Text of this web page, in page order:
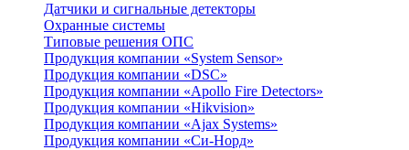
Датчики и сигнальные детекторы
Охранные системы
Типовые решения ОПС
Продукция компании «System Sensor»
Продукция компании «DSC»
Продукция компании «Apollo Fire Detectors»
Продукция компании «Hikvision»
Продукция компании «Ajax Systems»
Продукция компании «Си-Норд»